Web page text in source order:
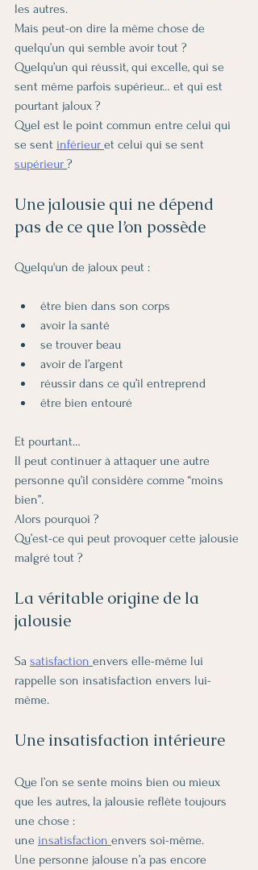
les autres.
Mais peut-on dire la même chose de
quelqu’un qui semble avoir tout ?
Quelqu’un qui réussit, qui excelle, qui se
sent même parfois supérieur… et qui est
pourtant jaloux ?
Quel est le point commun entre celui qui
se sent inférieur et celui qui se sent
supérieur ?
Une jalousie qui ne dépend
pas de ce que l’on possède
Quelqu'un de jaloux peut :
être bien dans son corps
avoir la santé
se trouver beau
avoir de l’argent
réussir dans ce qu’il entreprend
être bien entouré
Et pourtant…
Il peut continuer à attaquer une autre
personne qu’il considère comme “moins
bien”.
Alors pourquoi ?
Qu’est-ce qui peut provoquer cette jalousie
malgré tout ?
La véritable origine de la
jalousie
Sa satisfaction envers elle-même lui
rappelle son insatisfaction envers lui-
même.
Une insatisfaction intérieure
Que l’on se sente moins bien ou mieux
que les autres, la jalousie reflète toujours
une chose :
une insatisfaction envers soi-même.
Une personne jalouse n’a pas encore